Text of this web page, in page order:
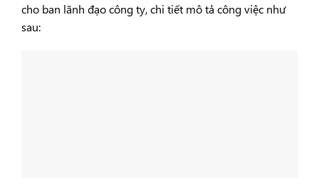
cho ban lãnh đạo công ty, chi tiết mô tả công việc như
sau: